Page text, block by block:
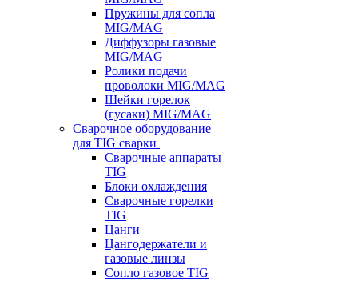
Пружины для сопла
MIG/MAG
Диффузоры газовые
MIG/MAG
Ролики подачи
проволоки MIG/MAG
Шейки горелок
(гусаки) MIG/MAG
Сварочное оборудование
для TIG сварки
Сварочные аппараты
TIG
Блоки охлаждения
Сварочные горелки
TIG
Цанги
Цангодержатели и
газовые линзы
Сопло газовое TIG